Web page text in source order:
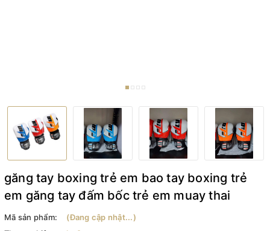
găng tay boxing trẻ em bao tay boxing trẻ
em găng tay đấm bốc trẻ em muay thai
Mã sản phẩm:
(Đang cập nhật...)